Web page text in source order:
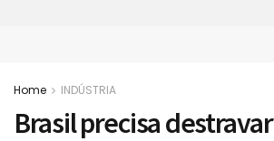
Home INDÚSTRIA
Brasil precisa destravar